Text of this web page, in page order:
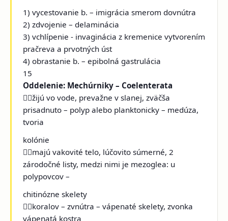
1) vycestovanie b. – imigrácia smerom dovnútra
2) zdvojenie – delaminácia
3) vchlípenie - invaginácia z kremenice vytvorením
pračreva a prvotných úst
4) obrastanie b. – epibolná gastrulácia
15
Oddelenie: Mechúrniky – Coelenterata
žijú vo vode, prevažne v slanej, zväčša
prisadnuto – polyp alebo planktonicky – medúza,
tvoria
kolónie
majú vakovité telo, lúčovito súmerné, 2
zárodočné listy, medzi nimi je mezoglea: u
polypovcov –
chitinózne skelety
koralov – zvnútra – vápenaté skelety, zvonka
vápenatá kostra